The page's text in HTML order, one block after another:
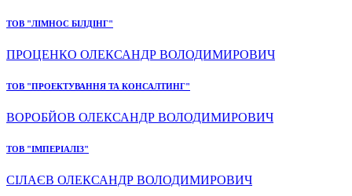
ТОВ "ЛІМНОС БІЛДІНГ"
ПРОЦЕНКО ОЛЕКСАНДР ВОЛОДИМИРОВИЧ
ТОВ "ПРОЕКТУВАННЯ ТА КОНСАЛТИНГ"
ВОРОБЙОВ ОЛЕКСАНДР ВОЛОДИМИРОВИЧ
ТОВ "ІМПЕРІАЛІЗ"
СІЛАЄВ ОЛЕКСАНДР ВОЛОДИМИРОВИЧ